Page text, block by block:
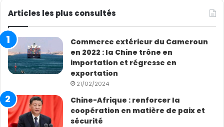
Articles les plus consultés
Commerce extérieur du Cameroun
en 2022 : la Chine trône en
importation et régresse en
exportation
21/02/2024
Chine-Afrique : renforcer la
coopération en matière de paix et
sécurité